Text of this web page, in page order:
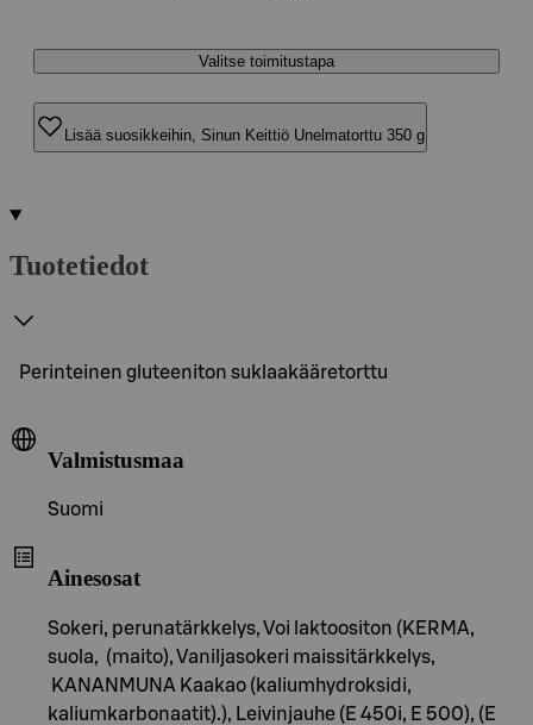
Valitse toimitustapa
Lisää suosikkeihin, Sinun Keittiö Unelmatorttu 350 g
Tuotetiedot
Perinteinen gluteeniton suklaakääretorttu
Valmistusmaa
Suomi
Ainesosat
Sokeri, perunatärkkelys, Voi laktoositon (KERMA,
suola, (maito), Vaniljasokeri maissitärkkelys,
KANANMUNA Kaakao (kaliumhydroksidi,
kaliumkarbonaatit).), Leivinjauhe (E 450i, E 500), (E